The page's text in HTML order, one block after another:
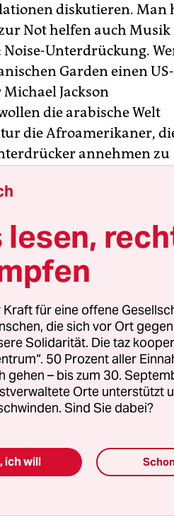
diskutieren. Man
Not helfen auch Musik
Noise-Unterdrückung.
Garden einen US-
Jackson
die arabische Welt
die Afroamerikaner,
annehmen zu
ein Black Muslim.
auch im wirklichen Leben
vorführen, dann
gewöhnt sich an alles,
Konstante: Hier
Alles sieht aus
Saturns Jazz-
man sich an die
lesen,
für eine offene
die sich vor Ort
Solidarität. Die taz
50 Prozent aller
gehen – bis zum 30.
Orte unterstützt
Sind Sie dabei?
ich will